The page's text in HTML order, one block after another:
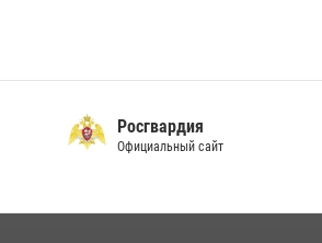
Росгвардия
Официальный сайт